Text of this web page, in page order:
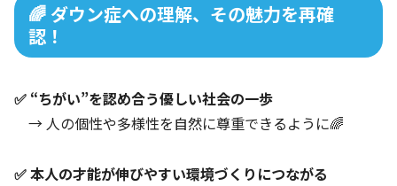
🌈 ダウン症への理解、その魅力を再確
認！
✅ “ちがい”を認め合う優しい社会の一歩
→ 人の個性や多様性を自然に尊重できるように🌈
✅ 本人の才能が伸びやすい環境づくりにつながる